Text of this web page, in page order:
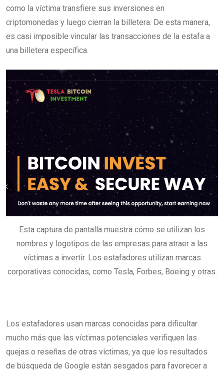
como la víctima transfiere sus inversiones en
criptomonedas y luego cierran la billetera. De esta manera,
es casi imposible vincular las transacciones de la estafa a
una billetera específica.
Esta captura de pantalla muestra cómo se utilizan los
nombres y logotipos de las empresas para atraer a las
víctimas a invertir. Los estafadores utilizan marcas
corporativas conocidas, como Tesla, Forbes, Boeing y otras.
Los estafadores usan marcas conocidas para dificultar
mucho más que las víctimas potenciales verifiquen las
quejas o reseñas de otras víctimas, ya que los resultados
de búsqueda de Google están sesgados para favorecer a